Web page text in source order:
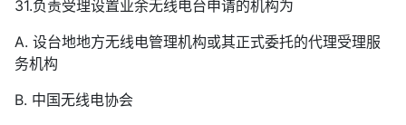
31.负责受理设置业余无线电台申请的机构为
A. 设台地地方无线电管理机构或其正式委托的代理受理服
务机构
B. 中国无线电协会